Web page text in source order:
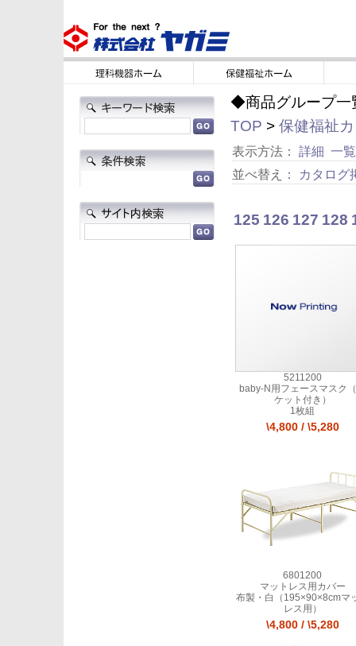
◆商品グループ一
TOP > 保健福祉
表示方法： 詳細 一覧
並べ替え：
カタログ
125 126 127 128
5211200
baby-N用フェースマスク
ケット付き）
1枚組
\4,800 / \5,280
6801200
マットレス用カバー
布製・白（195×90×8cmマ
レス用）
\4,800 / \5,280